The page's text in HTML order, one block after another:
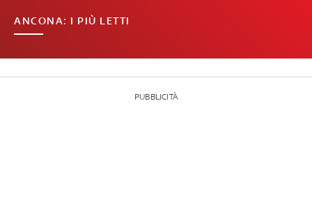
ANCONA: I PIÙ LETTI
PUBBLICITÀ